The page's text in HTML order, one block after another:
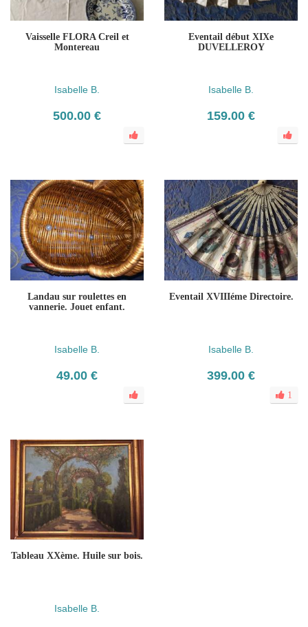
Vaisselle FLORA Creil et
Montereau
Isabelle B.
500.00 €
Eventail début XIXe
DUVELLEROY
Isabelle B.
159.00 €
Landau sur roulettes en
vannerie. Jouet enfant.
Isabelle B.
49.00 €
Eventail XVIIIéme Directoire.
Isabelle B.
399.00 €
1
Tableau XXème. Huile sur bois.
Isabelle B.